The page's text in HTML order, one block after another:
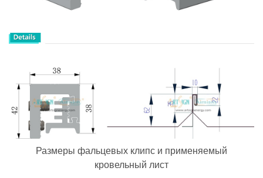
Размеры фальцевых клипс и применяемый
кровельный лист